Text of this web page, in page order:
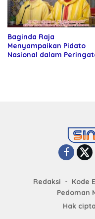
Baginda Raja
Menyampaikan Pidato
Nasional dalam
Redaksi Kode
Pedoman
Hak